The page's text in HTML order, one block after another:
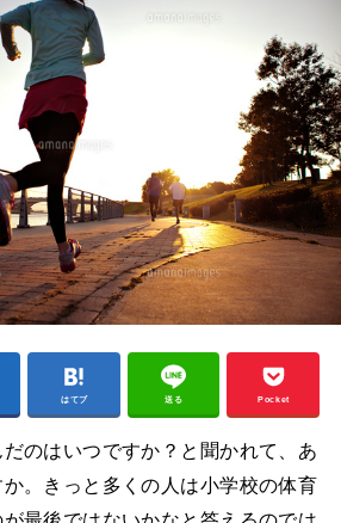
はてブ 送る Pocket
のはいつですか？と聞かれて、あ
。きっと多くの人は小学校の体育